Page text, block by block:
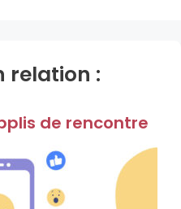
relation :
de rencontre